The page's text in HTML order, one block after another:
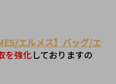
エルメス】バッグ/エ
を強化しておりますの